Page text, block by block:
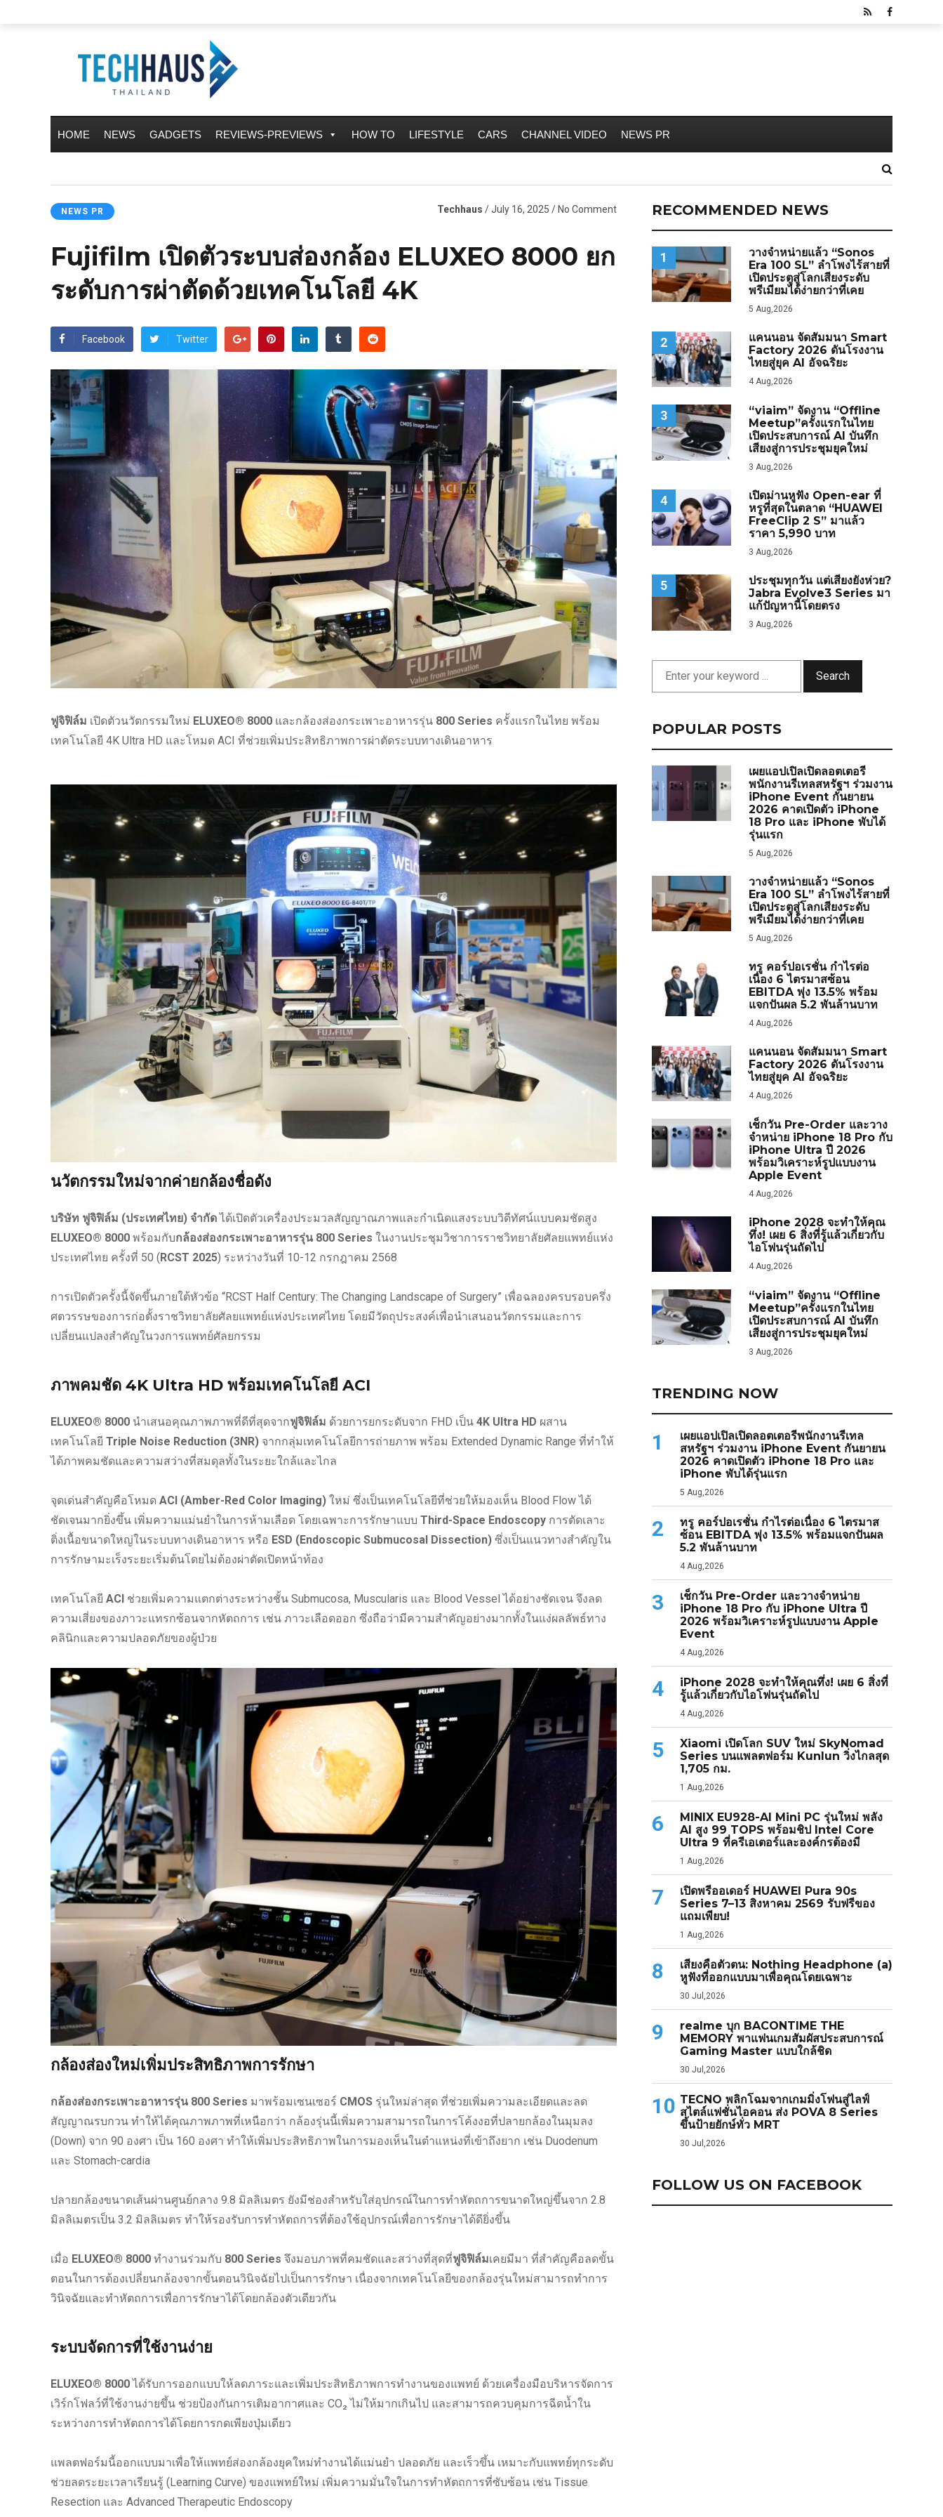
HOME NEWS GADGETS REVIEWS-PREVIEWS HOW TO LIFESTYLE CARS CHANNEL VIDEO NEWS PR
NEWS PR Techhaus / July 16, 2025 / No Comment
Fujifilm เปิดตัวระบบส่องกล้อง ELUXEO 8000 ยก
ระดับการผ่าตัดด้วยเทคโนโลยี 4K
Facebook Twitter
ฟูจิฟิล์ม เปิดตัวนวัตกรรมใหม่ ELUXEO® 8000 และกล้องส่องกระเพาะอาหารรุ่น 800 Series ครั้งแรกในไทย พร้อม
เทคโนโลยี 4K Ultra HD และโหมด ACI ที่ช่วยเพิ่มประสิทธิภาพการผ่าตัดระบบทางเดินอาหาร
นวัตกรรมใหม่จากค่ายกล้องชื่อดัง
บริษัท ฟูจิฟิล์ม (ประเทศไทย) จำกัดได้เปิดตัวเครื่องประมวลสัญญาณภาพและกำเนิดแสงระบบวิดีทัศน์แบบคมชัดสูง
ELUXEO® 8000 พร้อมกับกล้องส่องกระเพาะอาหารรุ่น 800 Series ในงานประชุมวิชาการราชวิทยาลัยศัลยแพทย์แห่ง
ประเทศไทย ครั้งที่ 50 (RCST 2025) ระหว่างวันที่ 10-12 กรกฎาคม 2568
การเปิดตัวครั้งนี้จัดขึ้นภายใต้หัวข้อ “RCST Half Century: The Changing Landscape of Surgery” เพื่อฉลองครบรอบครึ่ง
ศตวรรษของการก่อตั้งราชวิทยาลัยศัลยแพทย์แห่งประเทศไทย โดยมีวัตถุประสงค์เพื่อนำเสนอนวัตกรรมและการ
เปลี่ยนแปลงสำคัญในวงการแพทย์ศัลยกรรม
ภาพคมชัด 4K Ultra HD พร้อมเทคโนโลยี ACI
ELUXEO® 8000 นำเสนอคุณภาพภาพที่ดีที่สุดจากฟูจิฟิล์ม ด้วยการยกระดับจาก FHD เป็น 4K Ultra HD ผสาน
เทคโนโลยี Triple Noise Reduction (3NR) จากกลุ่มเทคโนโลยีการถ่ายภาพ พร้อม Extended Dynamic Range ที่ทำให้
ได้ภาพคมชัดและความสว่างที่สมดุลทั้งในระยะใกล้และไกล
จุดเด่นสำคัญคือโหมด ACI (Amber-Red Color Imaging) ใหม่ ซึ่งเป็นเทคโนโลยีที่ช่วยให้มองเห็น Blood Flow ได้
ชัดเจนมากยิ่งขึ้น เพิ่มความแม่นยำในการห้ามเลือด โดยเฉพาะการรักษาแบบ Third-Space Endoscopy การตัดเลาะ
ติ่งเนื้อขนาดใหญ่ในระบบทางเดินอาหาร หรือ ESD (Endoscopic Submucosal Dissection) ซึ่งเป็นแนวทางสำคัญใน
การรักษามะเร็งระยะเริ่มต้นโดยไม่ต้องผ่าตัดเปิดหน้าท้อง
เทคโนโลยี ACI ช่วยเพิ่มความแตกต่างระหว่างชั้น Submucosa, Muscularis และ Blood Vessel ได้อย่างชัดเจน จึงลด
ความเสี่ยงของภาวะแทรกซ้อนจากหัตถการ เช่น ภาวะเลือดออก ซึ่งถือว่ามีความสำคัญอย่างมากทั้งในแง่ผลลัพธ์ทาง
คลินิกและความปลอดภัยของผู้ป่วย
กล้องส่องใหม่เพิ่มประสิทธิภาพการรักษา
กล้องส่องกระเพาะอาหารรุ่น 800 Series มาพร้อมเซนเซอร์ CMOS รุ่นใหม่ล่าสุด ที่ช่วยเพิ่มความละเอียดและลด
สัญญาณรบกวน ทำให้ได้คุณภาพภาพที่เหนือกว่า กล้องรุ่นนี้เพิ่มความสามารถในการโค้งงอที่ปลายกล้องในมุมลง
(Down) จาก 90 องศา เป็น 160 องศา ทำให้เพิ่มประสิทธิภาพในการมองเห็นในตำแหน่งที่เข้าถึงยาก เช่น Duodenum
และ Stomach-cardia
ปลายกล้องขนาดเส้นผ่านศูนย์กลาง 9.8 มิลลิเมตร ยังมีช่องสำหรับใส่อุปกรณ์ในการทำหัตถการขนาดใหญ่ขึ้นจาก 2.8
มิลลิเมตรเป็น 3.2 มิลลิเมตร ทำให้รองรับการทำหัตถการที่ต้องใช้อุปกรณ์เพื่อการรักษาได้ดียิ่งขึ้น
เมื่อ ELUXEO® 8000 ทำงานร่วมกับ 800 Series จึงมอบภาพที่คมชัดและสว่างที่สุดที่ฟูจิฟิล์มเคยมีมา ที่สำคัญคือลดขั้น
ตอนในการต้องเปลี่ยนกล้องจากขั้นตอนวินิจฉัยไปเป็นการรักษา เนื่องจากเทคโนโลยีของกล้องรุ่นใหม่สามารถทำการ
วินิจฉัยและทำหัตถการเพื่อการรักษาได้โดยกล้องตัวเดียวกัน
ระบบจัดการที่ใช้งานง่าย
ELUXEO® 8000ได้รับการออกแบบให้ลดภาระและเพิ่มประสิทธิภาพการทำงานของแพทย์ ด้วยเครื่องมือบริหารจัดการ
เวิร์กโฟลว์ที่ใช้งานง่ายขึ้น ช่วยป้องกันการเติมอากาศและ CO₂ ไม่ให้มากเกินไป และสามารถควบคุมการฉีดน้ำใน
ระหว่างการทำหัตถการได้โดยการกดเพียงปุ่มเดียว
แพลตฟอร์มนี้ออกแบบมาเพื่อให้แพทย์ส่องกล้องยุคใหม่ทำงานได้แม่นยำ ปลอดภัย และเร็วขึ้น เหมาะกับแพทย์ทุกระดับ
ช่วยลดระยะเวลาเรียนรู้ (Learning Curve) ของแพทย์ใหม่ เพิ่มความมั่นใจในการทำหัตถการที่ซับซ้อน เช่น Tissue
Resection และ Advanced Therapeutic Endoscopy
RECOMMENDED NEWS
1
วางจำหน่ายแล้ว “Sonos
Era 100 SL” ลำโพงไร้สายที่
เปิดประตูสู่โลกเสียงระดับ
พรีเมียมได้ง่ายกว่าที่เคย
5 Aug,2026
2
แคนนอน จัดสัมมนา Smart
Factory 2026 ดันโรงงาน
ไทยสู่ยุค AI อัจฉริยะ
4 Aug,2026
3
“viaim” จัดงาน “Offline
Meetup”ครั้งแรกในไทย
เปิดประสบการณ์ AI บันทึก
เสียงสู่การประชุมยุคใหม่
3 Aug,2026
4
เปิดม่านหูฟัง Open-ear ที่
หรูที่สุดในตลาด “HUAWEI
FreeClip 2 S” มาแล้ว
ราคา 5,990 บาท
3 Aug,2026
5
ประชุมทุกวัน แต่เสียงยังห่วย?
Jabra Evolve3 Series มา
แก้ปัญหานี้โดยตรง
3 Aug,2026
Search
POPULAR POSTS
เผยแอปเปิลเปิดลอตเตอรี
พนักงานรีเทลสหรัฐฯ ร่วมงาน
iPhone Event กันยายน
2026 คาดเปิดตัว iPhone
18 Pro และ iPhone พับได้
รุ่นแรก
5 Aug,2026
วางจำหน่ายแล้ว “Sonos
Era 100 SL” ลำโพงไร้สายที่
เปิดประตูสู่โลกเสียงระดับ
พรีเมียมได้ง่ายกว่าที่เคย
5 Aug,2026
ทรู คอร์ปอเรชั่น กำไรต่อ
เนื่อง 6 ไตรมาสซ้อน
EBITDA พุ่ง 13.5% พร้อม
แจกปันผล 5.2 พันล้านบาท
4 Aug,2026
แคนนอน จัดสัมมนา Smart
Factory 2026 ดันโรงงาน
ไทยสู่ยุค AI อัจฉริยะ
4 Aug,2026
เช็กวัน Pre-Order และวาง
จำหน่าย iPhone 18 Pro กับ
iPhone Ultra ปี 2026
พร้อมวิเคราะห์รูปแบบงาน
Apple Event
4 Aug,2026
iPhone 2028 จะทำให้คุณ
ทึ่ง! เผย 6 สิ่งที่รู้แล้วเกี่ยวกับ
ไอโฟนรุ่นถัดไป
4 Aug,2026
“viaim” จัดงาน “Offline
Meetup”ครั้งแรกในไทย
เปิดประสบการณ์ AI บันทึก
เสียงสู่การประชุมยุคใหม่
3 Aug,2026
TRENDING NOW
1
เผยแอปเปิลเปิดลอตเตอรีพนักงานรีเทล
สหรัฐฯ ร่วมงาน iPhone Event กันยายน
2026 คาดเปิดตัว iPhone 18 Pro และ
iPhone พับได้รุ่นแรก
5 Aug,2026
2
ทรู คอร์ปอเรชั่น กำไรต่อเนื่อง 6 ไตรมาส
ซ้อน EBITDA พุ่ง 13.5% พร้อมแจกปันผล
5.2 พันล้านบาท
4 Aug,2026
3
เช็กวัน Pre-Order และวางจำหน่าย
iPhone 18 Pro กับ iPhone Ultra ปี
2026 พร้อมวิเคราะห์รูปแบบงาน Apple
Event
4 Aug,2026
4
iPhone 2028 จะทำให้คุณทึ่ง! เผย 6 สิ่งที่
รู้แล้วเกี่ยวกับไอโฟนรุ่นถัดไป
4 Aug,2026
5
Xiaomi เปิดโลก SUV ใหม่ SkyNomad
Series บนแพลตฟอร์ม Kunlun วิ่งไกลสุด
1,705 กม.
1 Aug,2026
6
MINIX EU928-AI Mini PC รุ่นใหม่ พลัง
AI สูง 99 TOPS พร้อมชิป Intel Core
Ultra 9 ที่ครีเอเตอร์และองค์กรต้องมี
1 Aug,2026
7
เปิดพรีออเดอร์ HUAWEI Pura 90s
Series 7–13 สิงหาคม 2569 รับฟรีของ
แถมเพียบ!
1 Aug,2026
8
เสียงคือตัวตน: Nothing Headphone (a)
หูฟังที่ออกแบบมาเพื่อคุณโดยเฉพาะ
30 Jul,2026
9
realme บุก BACONTIME THE
MEMORY พาแฟนเกมสัมผัสประสบการณ์
Gaming Master แบบใกล้ชิด
30 Jul,2026
10 TECNO พลิกโฉมจากเกมมิ่งโฟนสู่ไลฟ์
สไตล์แฟชั่นไอคอน ส่ง POVA 8 Series
ขึ้นป้ายยักษ์ทั่ว MRT
30 Jul,2026
FOLLOW US ON FACEBOOK